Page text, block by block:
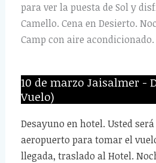
para ver la puesta de Sol y
Camello. Cena en Desierto.
Camp con aire acondicionado.
10 de marzo Jaisalmer -
Vuelo)
Desayuno en hotel. Usted
aeropuerto para tomar el
llegada, traslado al Hotel.